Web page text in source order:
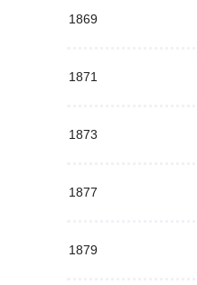
1869
1871
1873
1877
1879